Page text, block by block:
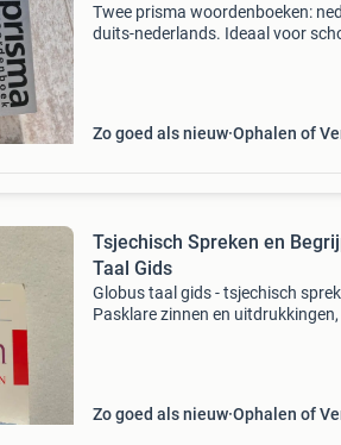
Twee prisma woordenboeken:
duits-nederlands. Ideaal voor
Zo goed als nieuw Ophalen of
Tsjechisch Spreken en
Taal Gids
Globus taal gids - tsjechisch
Pasklare zinnen en
Zo goed als nieuw Ophalen of